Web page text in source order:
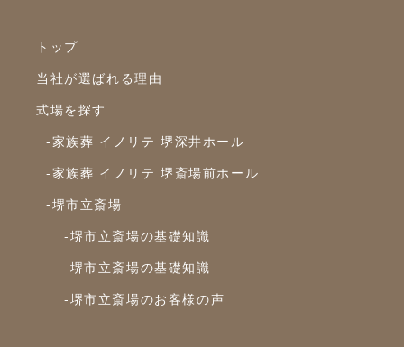
2024年2月
2024年1月
2023年12月
2023年11月
2023年10月
2023年9月
2023年8月
2023年7月
2023年6月
トップ
当社が選ばれる理由
式場を探す
-家族葬 イノリテ 堺深井ホール
-家族葬 イノリテ 堺斎場前ホール
-堺市立斎場
-堺市立斎場の基礎知識
-堺市立斎場の基礎知識
-堺市立斎場のお客様の声